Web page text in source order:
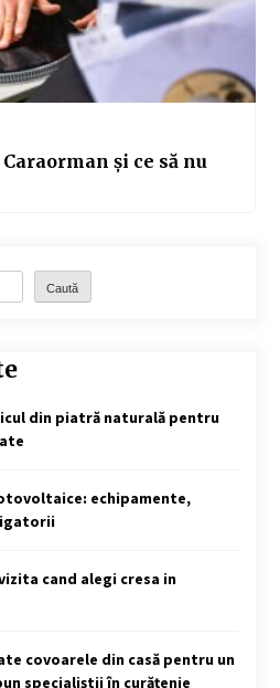
și ce să nu
Caută
din piatră naturală pentru
echipamente,
cand alegi cresa in
covoarele din casă pentru un
specialiștii în curățenie